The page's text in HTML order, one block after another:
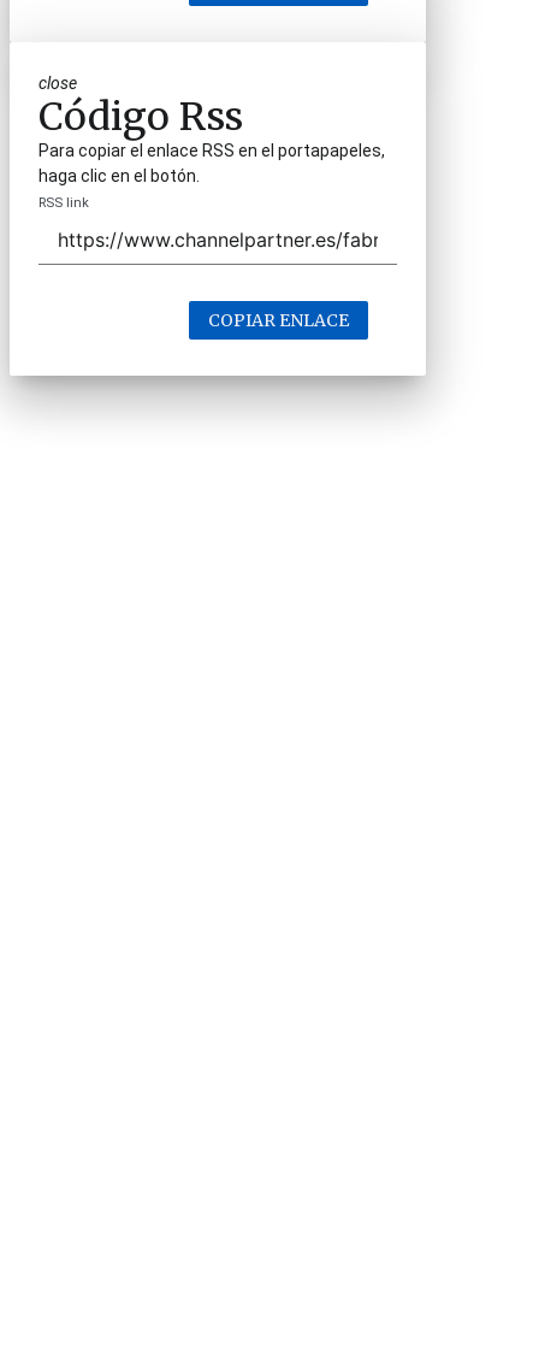
close
Código Rss
Para copiar el enlace RSS en el portapapeles,
haga clic en el botón.
RSS link
COPIAR ENLACE